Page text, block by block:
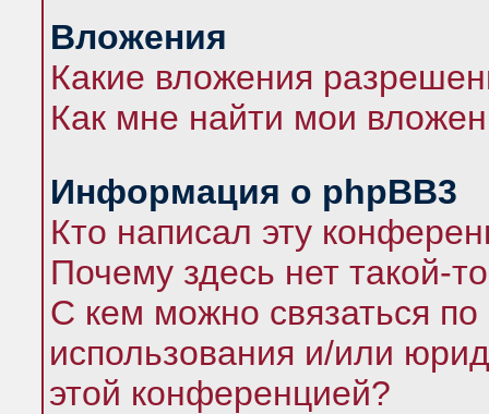
Вложения
Какие вложения
Как мне найти мои
Информация о phpBB3
Кто написал эту
Почему здесь нет такой-
С кем можно связаться по
использования и/или
этой конференцией?